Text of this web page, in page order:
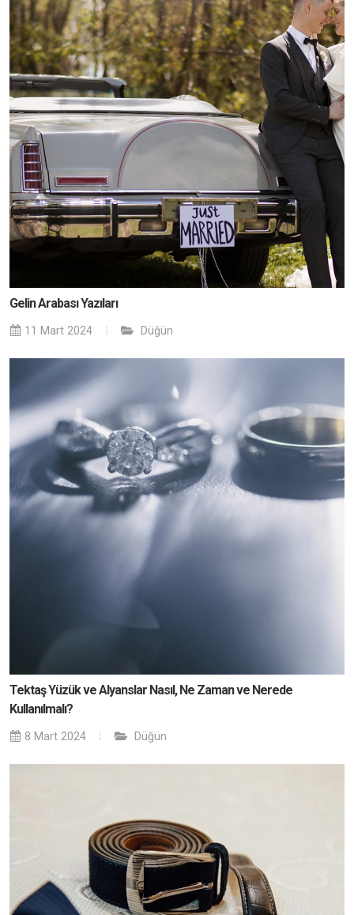
Gelin Arabası Yazıları
11 Mart 2024 Düğün
Tektaş Yüzük ve Alyanslar Nasıl, Ne Zaman ve Nerede
Kullanılmalı?
8 Mart 2024 Düğün